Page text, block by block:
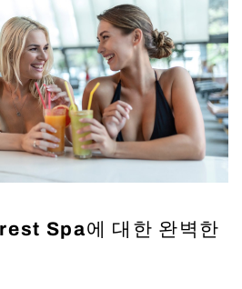
Spa에 대한 완벽한